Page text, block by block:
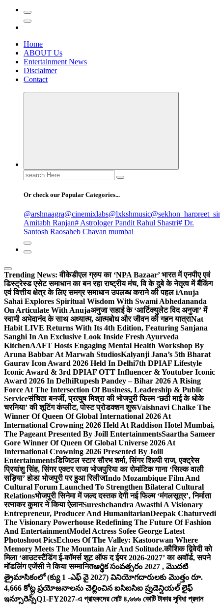
Home
ABOUT Us
Entertainment News
Disclaimer
Contact
Search
for:
Or check our Popular Categories...
@arshnaagra@cinemixlabs@lxkshmusic
Amitabh Ranjan# Astrologer Pandit Rahul Shastri# Dr.
Santosh Raosaheb Chavan mumbai
Trending News: वीकेडीएल ग्रुप का ‘NPA Bazaar’ भारत में एनपीए एवं
डिस्ट्रेस्ड एसेट समाधान का बन रहा राष्ट्रीय मंच, वि के दुबे के नेतृत्व में बैंकिंग
एवं वित्तीय क्षेत्र के लिए समग्र समाधान उपलब्ध कराने की पहल iAnuja
Sahai Explores Spiritual Wisdom With Swami Abhedananda
On Articulate With Anujaअनुजा सहाई के ‘आर्टिक्युलेट विद अनुजा’ में
स्वामी अभेदानंद के साथ अध्यात्म, आत्मबोध और जीवन की गहन यात्राNat
Habit LIVE Returns With Its 4th Edition, Featuring Sanjana
Sanghi In An Exclusive Look Inside Fresh Ayurveda
KitchenAAFT Hosts Engaging Mental Health Workshop By
Aruna Babbar At Marwah StudiosKalyanji Jana’s 5th Bharat
Gaurav Icon Award 2026 Held In Delhi7th DPIAF Lifestyle
Iconic Award & 3rd DPIAF OTT Influencer & Youtuber Iconic
Award 2026 In DelhiRupesh Pandey – Bihar 2026 A Rising
Force At The Intersection Of Business, Leadership & Public
Serviceसंचिता बनर्जी, प्रत्युष मिश्रा की भोजपुरी फिल्म ‘छठी माई के धोके
चरनिया’ की शूटिंग कंप्लीट, पोस्ट प्रोडक्शन शुरूVaishnavi Chalke The
Winner Of Queen Of Global International 2026 At
International Crowning 2026 Held At Raddison Hotel Mumbai,
The Pageant Presented By Joill EntertainmentsSaartha Sameer
Gore Winner Of Queen Of Global Universe 2026 At
International Crowning 2026 Presented By Joill
Entertainmentsडिजिटल स्टार सौरभ शर्मा, सिंगर शिल्पी राज, एक्ट्रेस
प्रियांशु सिंह, सिंगर एक्टर राजा भोजपुरिया का रोमांटिक गाना ‘सिल्क वाली
सड़िया’ होडा भोजपुरी पर हुआ रिलीजIndo Mozambique Film And
Cultural Forum Launched To Strengthen Bilateral Cultural
Relationsभोजपुरी सिनेमा में जल्द दस्तक देगी नई फिल्म ‘मंगलसूत्र’, निर्माता
रत्नाकर कुमार ने किया ऐलानSureshchandra Awasthi A Visionary
Entrepreneur, Producer And HumanitarianDeepak Chaturvedi
The Visionary Powerhouse Redefining The Future Of Fashion
And EntertainmentModel Actress Sofee George Latest
Photoshoot PicsEchoes Of The Valley: Kastoorwan Where
Memory Meets The Mountain Air And Solitude.कौशिक द्विवेदी को
मिला ‘आउटस्टैंडिंग ई-कॉमर्स शूट ऑफ द ईयर 2026-2027’ का अवॉर्ड, सपने
मॉडलिंग एजेंसी ने किया सम्मानितఆర్థిక సంవత్సరం 2027 , మొదటి
త్రైమాసికంలో (క్యు 1 -ఎఫ్ వై 2027) వినియోగదారులకు మొత్తం రూ.
4,666 కోట్ల ప్రయోజనాలను చెల్లించిన ఐసిఐసిఐ ప్రుడెన్షియల్ లైఫ్
ఇన్సూరెన్స్Q1-FY2027-এ গ্রাহকদের মোট ৪,৬৬৬ কোটি টাকার সুবিধা প্রদান